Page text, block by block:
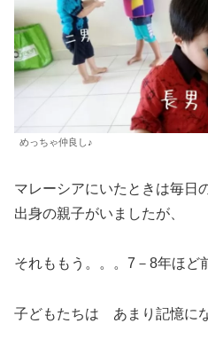
めっちゃ仲良し♪
マレーシアにいたときは毎日
出身の親子がいましたが、
それももう。。。7－8年ほど
子どもたちは あまり記憶に